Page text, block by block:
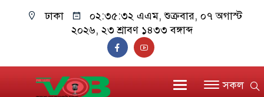
ঢাকা ০২:৩৫:৩৩ এএম, শুক্রবার, ০৭ অগাস্ট
২০২৬, ২৩ শ্রাবণ ১৪৩৩ বঙ্গাব্দ
সকল